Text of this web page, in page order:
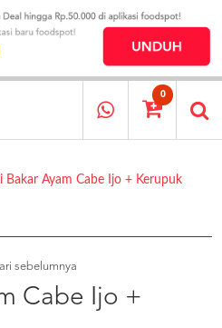
0
Bakar Ayam Cabe Ijo + Kerupuk
sebelumnya
Cabe Ijo +